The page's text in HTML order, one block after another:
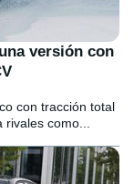
versión con
con tracción total
como...